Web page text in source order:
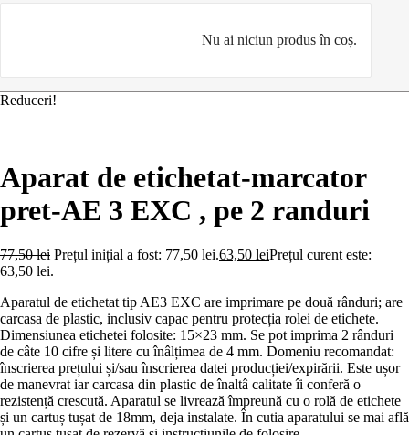
Nu ai niciun produs în coș.
Reduceri!
Aparat de etichetat-marcator
pret-AE 3 EXC , pe 2 randuri
77,50lei Prețul inițial a fost: 77,50 lei.63,50 leiPrețul curent este:
63,50 lei.
Aparatul de etichetat tip AE3 EXC are imprimare pe două rânduri; are
carcasa de plastic, inclusiv capac pentru protecția rolei de etichete.
Dimensiunea etichetei folosite: 15×23 mm. Se pot imprima 2 rânduri
de câte 10 cifre și litere cu înâlțimea de 4 mm. Domeniu recomandat:
înscrierea prețului și/sau înscrierea datei producției/expirării. Este ușor
de manevrat iar carcasa din plastic de înaltâ calitate îi conferă o
rezistență crescută. Aparatul se livrează împreună cu o rolă de etichete
și un cartuș tușat de 18mm, deja instalate. În cutia aparatului se mai află